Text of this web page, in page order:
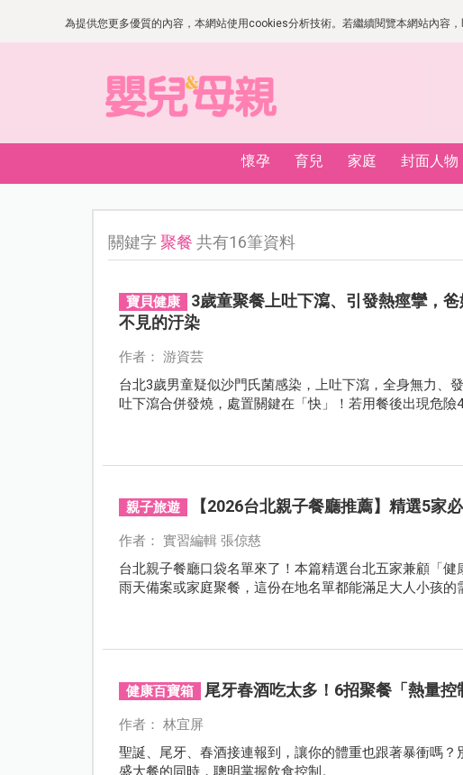
為提供您更多優質的內容，本網站使用cookies分析技術。若繼續閱覽本網站內容
懷孕 育兒 家庭 封面人物
關鍵字聚餐 共有16筆資料
寶貝健康
3歲童聚餐上吐下瀉、引發熱痙攣，
不見的汙染
作者： 游資芸
台北3歲男童疑似沙門氏菌感染，上吐下瀉，全身無力、
吐下瀉合併發燒，處置關鍵在「快」！若用餐後出現危險
親子旅遊 【2026台北親子餐廳推薦】精選5家
作者： 實習編輯 張倞慈
台北親子餐廳口袋名單來了！本篇精選台北五家兼顧「
雨天備案或家庭聚餐，這份在地名單都能滿足大人小孩的
健康百寶箱 尾牙春酒吃太多！6招聚餐「熱量
作者： 林宜屏
聖誕、尾牙、春酒接連報到，讓你的體重也跟著暴衝嗎
盛大餐的同時，聰明掌握飲食控制。